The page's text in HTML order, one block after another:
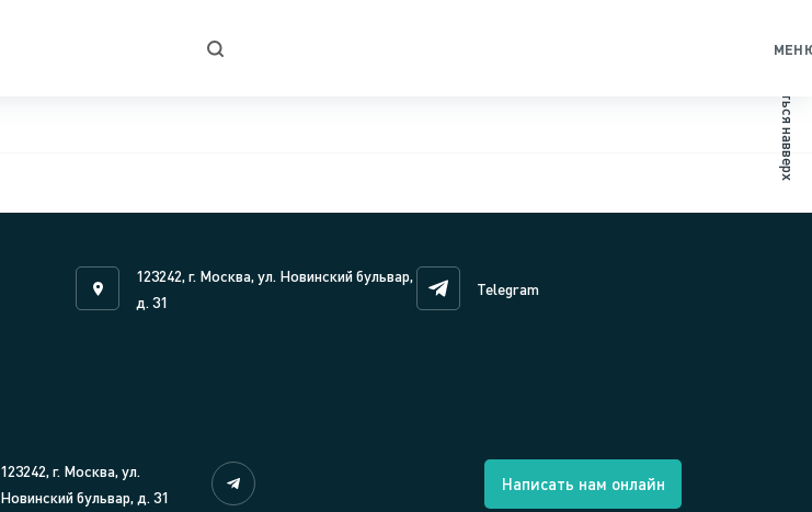
Вернуться навверх
123242, г. Москва, ул. Новинский бульвар,
д. 31
Telegram
123242, г. Москва, ул.
Новинский бульвар, д. 31
Написать нам онлайн